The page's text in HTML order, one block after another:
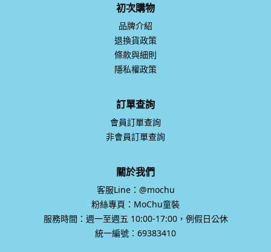
初次購物
品牌介紹
退換貨政策
條款與細則
隱私權政策
訂單查詢
會員訂單查詢
非會員訂單查詢
關於我們
客服Line：@mochu
粉絲專頁：MoChu童裝
服務時間：週一至週五 10:00-17:00，例假日公休
統一編號：69383410